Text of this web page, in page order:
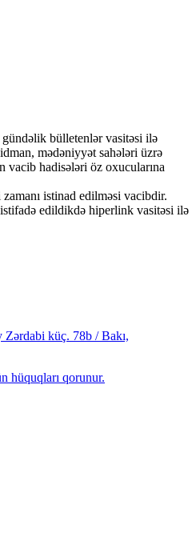
bülletenlər vasitəsi ilə
mədəniyyət sahələri üzrə
vacib hadisələri öz oxucularına
istinad edilməsi vacibdir.
edildikdə hiperlink vasitəsi ilə
Zərdabi küç. 78b / Bakı,
hüquqları qorunur.